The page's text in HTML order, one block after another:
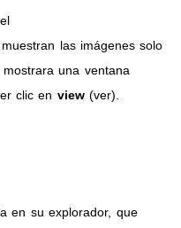
muestran las imágenes solo
una ventana
clic en view(ver).
en su explorador, que